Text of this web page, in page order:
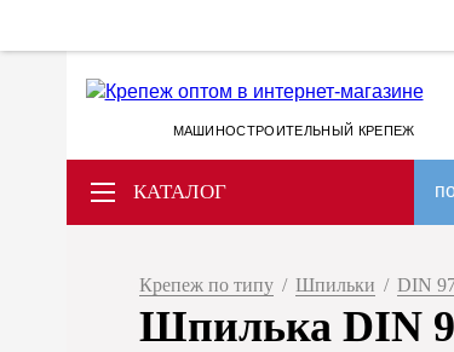
МАШИНОСТРОИТЕЛЬНЫЙ КРЕПЕЖ
КАТАЛОГ
Крепеж по типу / Шпильки / DIN
Шпилька DIN